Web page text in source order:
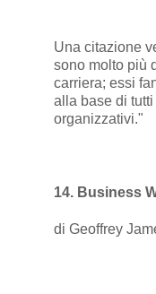
Una citazione
sono molto più
carriera; essi
alla base di
organizzativi."
14. Business
di Geoffrey